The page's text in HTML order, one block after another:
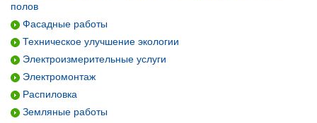
полов
Фасадные работы
Техническое улучшение экологии
Электроизмерительные услуги
Электромонтаж
Распиловка
Земляные работы